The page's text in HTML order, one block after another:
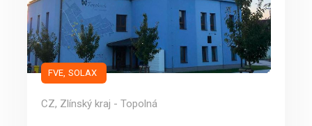
FVE SOLAX
CZ, Zlínský kraj - Topolná